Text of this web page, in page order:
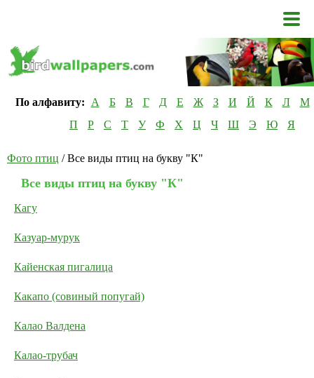
По алфавиту: А Б В Г Д Е Ж З И Й К Л
М
П
Р С Т У Ф Х Ц Ч Ш Э Ю Я
Фото птиц / Все виды птиц на букву "К"
Все виды птиц на букву "К"
Кагу
Казуар-мурук
Кайенская пигалица
Какапо (совиный попугай)
Калао Валдена
Калао-трубач